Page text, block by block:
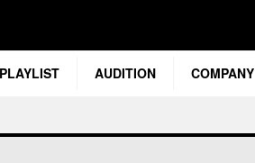
PLAYLIST AUDITION COMPANY